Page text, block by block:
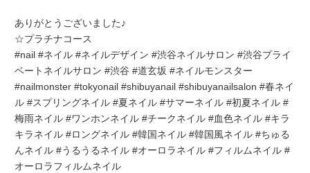
ありがとうございました♪
☆プラチナコース
#nail #ネイル #ネイルデザイン #渋谷ネイルサロン #渋谷プライ
ベートネイルサロン #渋谷 #道玄坂 #ネイルモンスター
#nailmonster #tokyonail #shibuyanail #shibuyanailsalon #春ネイ
ル #スプリングネイル #夏ネイル #サマーネイル #初夏ネイル #
梅雨ネイル #ワンホンネイル #チークネイル #血色ネイル #キラ
キラネイル #ロングネイル #韓国ネイル #韓国風ネイル #ちゅる
んネイル #うるうるネイル #オーロラネイル #フィルムネイル #
オーロラフィルムネイル